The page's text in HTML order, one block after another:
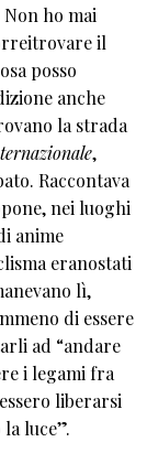
ho mai
il
posso
anche
la strada
,
Raccontava
nei luoghi
anime
eranostati
lì,
di essere
ad “andare
i legami fra
liberarsi
luce”.